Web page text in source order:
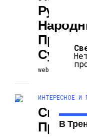
Русские
webexperience
ИНТЕРЕСНОЕ И
В